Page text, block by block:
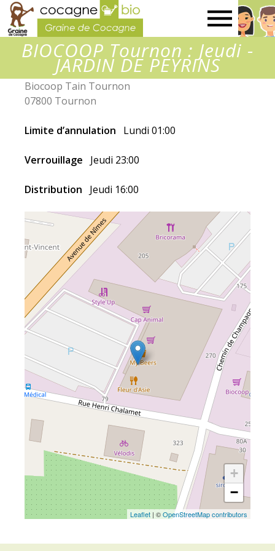
de
BIOCOOP Tournon : Jeudi -
JARDIN DE PEYRINS
Biocoop Tain Tournon
07800 Tournon
Limite d’annulation Lundi 01:00
Verrouillage Jeudi 23:00
Distribution Jeudi 16:00
+
−
Leaflet | ©OpenStreetMap contributors